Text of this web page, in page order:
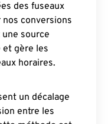
des fuseaux
conversions
source
et gère les
horaires.
un décalage
entre les